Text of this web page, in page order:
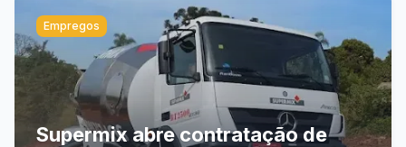
Empregos
Supermix abre contratação de